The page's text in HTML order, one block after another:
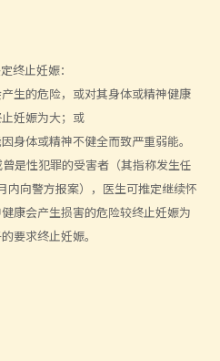
终止妊娠：
生的危险，或对其身体或精神健康
妊娠为大；或
身体或精神不健全而致严重弱能。
是性犯罪的受害者（其指称发生任
内向警方报案），医生可推定继续怀
康会产生损害的危险较终止妊娠为
要求终止妊娠。
议有甚么好处？
协议的条款，应该怎样处理？
内地人士除外）
地人士的海外配偶（包括中国内地）
母免税额